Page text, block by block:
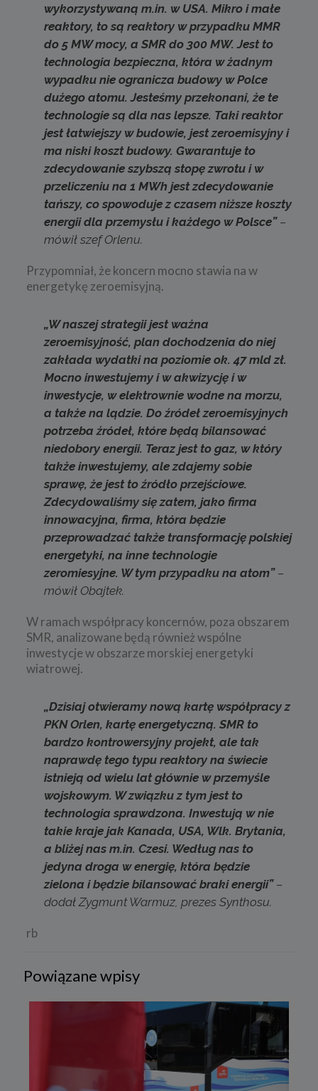
wykorzystywaną m.in. w USA. Mikro i małe
reaktory, to są reaktory w przypadku MMR
do 5 MW mocy, a SMR do 300 MW. Jest to
technologia bezpieczna, która w żadnym
wypadku nie ogranicza budowy w Polce
dużego atomu. Jesteśmy przekonani, że te
technologie są dla nas lepsze. Taki reaktor
jest łatwiejszy w budowie, jest zeroemisyjny i
ma niski koszt budowy. Gwarantuje to
zdecydowanie szybszą stopę zwrotu i w
przeliczeniu na 1 MWh jest zdecydowanie
tańszy, co spowoduje z czasem niższe koszty
energii dla przemysłu i każdego w Polsce”–
mówił szef Orlenu.
Przypomniał, że koncern mocno stawia na w
energetykę zeroemisyjną.
„W naszej strategii jest ważna
zeroemisyjność, plan dochodzenia do niej
zakłada wydatki na poziomie ok. 47 mld zł.
Mocno inwestujemy i w akwizycję i w
inwestycje, w elektrownie wodne na morzu,
a także na lądzie. Do źródeł zeroemisyjnych
potrzeba źródeł, które będą bilansować
niedobory energii. Teraz jest to gaz, w który
także inwestujemy, ale zdajemy sobie
sprawę, że jest to źródło przejściowe.
Zdecydowaliśmy się zatem, jako firma
innowacyjna, firma, która będzie
przeprowadzać także transformację polskiej
energetyki, na inne technologie
zeromiesyjne. W tym przypadku na atom”–
mówił Obajtek.
W ramach współpracy koncernów, poza obszarem
SMR, analizowane będą również wspólne
inwestycje w obszarze morskiej energetyki
wiatrowej.
„Dzisiaj otwieramy nową kartę współpracy z
PKN Orlen, kartę energetyczną. SMR to
bardzo kontrowersyjny projekt, ale tak
naprawdę tego typu reaktory na świecie
istnieją od wielu lat głównie w przemyśle
wojskowym. W związku z tym jest to
technologia sprawdzona. Inwestują w nie
takie kraje jak Kanada, USA, Wlk. Brytania,
a bliżej nas m.in. Czesi. Według nas to
jedyna droga w energię, która będzie
zielona i będzie bilansować braki energii”–
dodał Zygmunt Warmuz, prezes Synthosu.
rb
Powiązane wpisy